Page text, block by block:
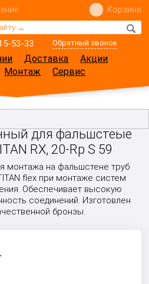
53-33 Обратный звонок
Корзина
Доставка
Акции
Монтаж Сервис
для фальшстеые
RX, 20-Rp S 59
монтажа на фальшстене труб
flex при монтаже систем
Обеспечивает высокую
соединений. Изготовлен
бронзы.